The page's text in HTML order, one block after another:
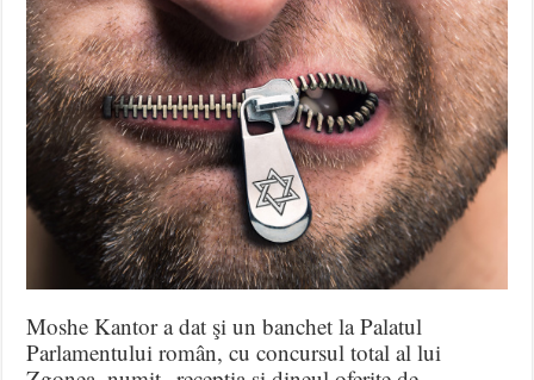
Moshe Kantor a dat şi un banchet la Palatul
Parlamentului român, cu concursul total al lui